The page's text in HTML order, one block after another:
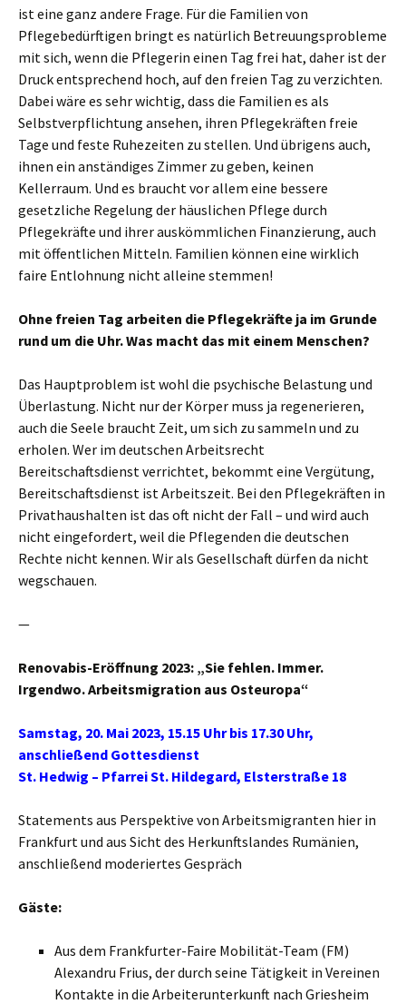
ist eine ganz andere Frage. Für die Familien von
Pflegebedürftigen bringt es natürlich Betreuungsprobleme
mit sich, wenn die Pflegerin einen Tag frei hat, daher ist der
Druck entsprechend hoch, auf den freien Tag zu verzichten.
Dabei wäre es sehr wichtig, dass die Familien es als
Selbstverpflichtung ansehen, ihren Pflegekräften freie
Tage und feste Ruhezeiten zu stellen. Und übrigens auch,
ihnen ein anständiges Zimmer zu geben, keinen
Kellerraum. Und es braucht vor allem eine bessere
gesetzliche Regelung der häuslichen Pflege durch
Pflegekräfte und ihrer auskömmlichen Finanzierung, auch
mit öffentlichen Mitteln. Familien können eine wirklich
faire Entlohnung nicht alleine stemmen!
Ohne freien Tag arbeiten die Pflegekräfte ja im Grunde
rund um die Uhr. Was macht das mit einem Menschen?
Das Hauptproblem ist wohl die psychische Belastung und
Überlastung. Nicht nur der Körper muss ja regenerieren,
auch die Seele braucht Zeit, um sich zu sammeln und zu
erholen. Wer im deutschen Arbeitsrecht
Bereitschaftsdienst verrichtet, bekommt eine Vergütung,
Bereitschaftsdienst ist Arbeitszeit. Bei den Pflegekräften in
Privathaushalten ist das oft nicht der Fall – und wird auch
nicht eingefordert, weil die Pflegenden die deutschen
Rechte nicht kennen. Wir als Gesellschaft dürfen da nicht
wegschauen.
—
Renovabis-Eröffnung 2023: „Sie fehlen. Immer.
Irgendwo. Arbeitsmigration aus Osteuropa“
Samstag, 20. Mai 2023, 15.15 Uhr bis 17.30 Uhr,
anschließend Gottesdienst
St. Hedwig – Pfarrei St. Hildegard, Elsterstraße 18
Statements aus Perspektive von Arbeitsmigranten hier in
Frankfurt und aus Sicht des Herkunftslandes Rumänien,
anschließend moderiertes Gespräch
Gäste:
Aus dem Frankfurter-Faire Mobilität-Team (FM)
Alexandru Frius, der durch seine Tätigkeit in Vereinen
Kontakte in die Arbeiterunterkunft nach Griesheim